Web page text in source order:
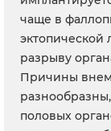
чаще в
эктопической
разрыву
Причины
половых